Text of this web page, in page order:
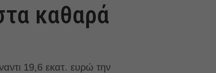
καθαρά
19,6 εκατ. ευρώ την